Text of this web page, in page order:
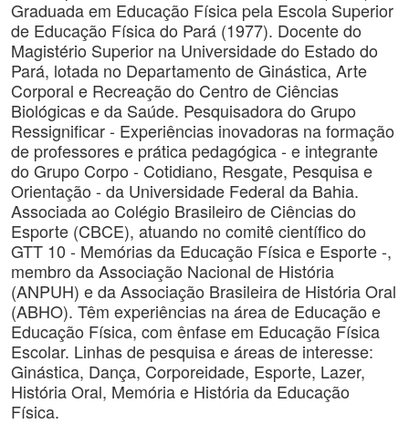
Graduada em Educação Física pela Escola Superior
de Educação Física do Pará (1977). Docente do
Magistério Superior na Universidade do Estado do
Pará, lotada no Departamento de Ginástica, Arte
Corporal e Recreação do Centro de Ciências
Biológicas e da Saúde. Pesquisadora do Grupo
Ressignificar - Experiências inovadoras na formação
de professores e prática pedagógica - e integrante
do Grupo Corpo - Cotidiano, Resgate, Pesquisa e
Orientação - da Universidade Federal da Bahia.
Associada ao Colégio Brasileiro de Ciências do
Esporte (CBCE), atuando no comitê científico do
GTT 10 - Memórias da Educação Física e Esporte -,
membro da Associação Nacional de História
(ANPUH) e da Associação Brasileira de História Oral
(ABHO). Têm experiências na área de Educação e
Educação Física, com ênfase em Educação Física
Escolar. Linhas de pesquisa e áreas de interesse:
Ginástica, Dança, Corporeidade, Esporte, Lazer,
História Oral, Memória e História da Educação
Física.